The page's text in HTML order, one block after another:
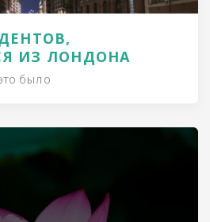
ИЗ ЛОНДОНА
было